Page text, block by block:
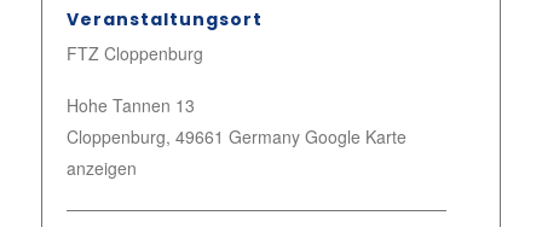
Veranstaltungsort
FTZ Cloppenburg
Hohe Tannen 13
Cloppenburg, 49661 Germany Google Karte
anzeigen